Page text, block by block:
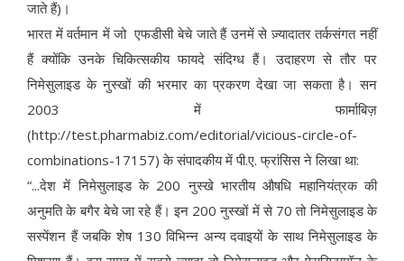
जाते हैं)।
भारत में वर्तमान में जो एफडीसी बेचे जाते हैं उनमें से ज़्यादातर तर्कसंगत नहीं
हैं क्योंकि उनके चिकित्सकीय फायदे संदिग्ध हैं। उदाहरण से तौर पर
निमेसुलाइड के नुस्खों की भरमार का प्रकरण देखा जा सकता है। सन
2003 में फार्माबिज़
(http://test.pharmabiz.com/editorial/vicious-circle-of-
combinations-17157) के संपादकीय में पी.ए. फ्रांसिस ने लिखा था:
“...देश में निमेसुलाइड के 200 नुस्खे भारतीय औषधि महानियंत्रक की
अनुमति के बगैर बेचे जा रहे हैं। इन 200 नुस्खों में से 70 तो निमेसुलाइड के
सस्पेंशन हैं जबकि शेष 130 विभिन्न अन्य दवाइयों के साथ निमेसुलाइड के